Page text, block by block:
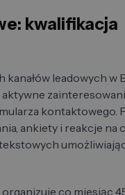
kwalifikacja
leadowych w
kontaktowego.
ankiety i reakcje na
co miesiąc